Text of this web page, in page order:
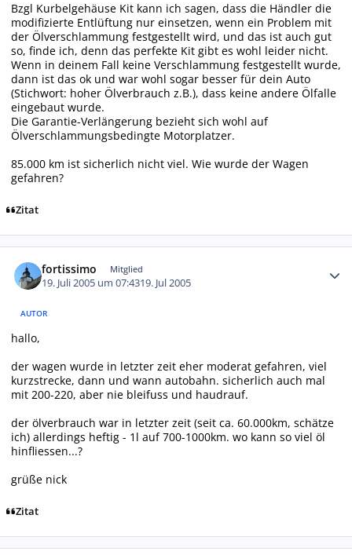
Bzgl Kurbelgehäuse Kit kann ich sagen, dass die Händler die
modifizierte Entlüftung nur einsetzen, wenn ein Problem mit
der Ölverschlammung festgestellt wird, und das ist auch gut
so, finde ich, denn das perfekte Kit gibt es wohl leider nicht.
Wenn in deinem Fall keine Verschlammung festgestellt wurde,
dann ist das ok und war wohl sogar besser für dein Auto
(Stichwort: hoher Ölverbrauch z.B.), dass keine andere Ölfalle
eingebaut wurde.
Die Garantie-Verlängerung bezieht sich wohl auf
Ölverschlammungsbedingte Motorplatzer.
85.000 km ist sicherlich nicht viel. Wie wurde der Wagen
gefahren?
Zitat
fortissimo Mitglied
19. Juli 2005 um 07:4319. Jul 2005
AUTOR
hallo,
der wagen wurde in letzter zeit eher moderat gefahren, viel
kurzstrecke, dann und wann autobahn. sicherlich auch mal
mit 200-220, aber nie bleifuss und haudrauf.
der ölverbrauch war in letzter zeit (seit ca. 60.000km, schätze
ich) allerdings heftig - 1l auf 700-1000km. wo kann so viel öl
hinfliessen...?
grüße nick
Zitat